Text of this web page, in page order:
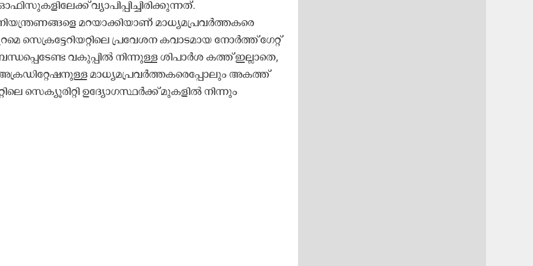
വ്യാപിപ്പിച്ചിരിക്കുന്നത്.
മറയാക്കിയാണ് മാധ്യമപ്രവർത്തകരെ
സെക്രട്ടേറിയറ്റിലെ പ്രവേശന കവാടമായ നോർത്ത് ഗേറ്റ്
വകുപ്പിൽ നിന്നുള്ള ശിപാർശ കത്ത് ഇല്ലാതെ,
മാധ്യമപ്രവർത്തകരെപ്പോലും അകത്ത്
സെക്യൂരിറ്റി ഉദ്യോഗസ്ഥർക്ക് മുകളിൽ നിന്നും